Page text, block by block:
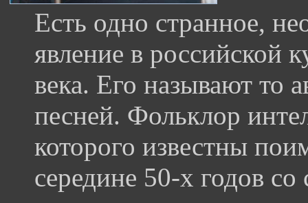
Есть одно странное,
явление в российской
века. Его называют то
песней. Фольклор
которого известны
середине 50-х годов